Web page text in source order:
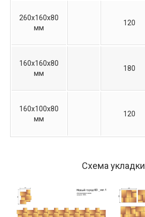
260х160х80
мм
120
160х160х80
мм
180
160х100х80
мм
120
Схема укладки